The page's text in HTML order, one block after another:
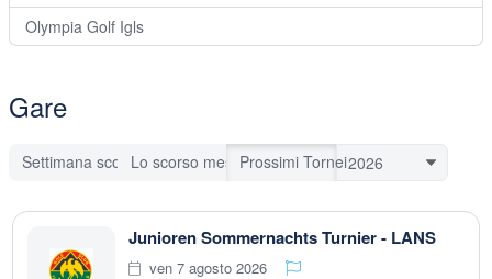
Olympia Golf Igls
Gare
Settimana scorsaLo scorso meseProssimi Tornei
Junioren Sommernachts Turnier - LANS
ven 7 agosto 2026